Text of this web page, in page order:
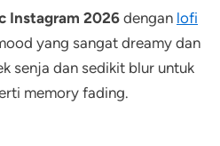
Instagram 2026dengan lofi
yang sangat dreamy dan
senja dan sedikit blur untuk
memory fading.